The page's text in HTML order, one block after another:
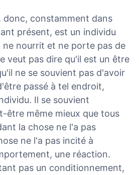
donc, constamment dans
présent, est un individu
nourrit et ne porte pas de
veut pas dire qu'il est un être
ne se souvient pas d'avoir
passé à tel endroit,
Il se souvient
être même mieux que tous
la chose ne l'a pas
ne l'a pas incité à
une réaction.
pas un conditionnement,